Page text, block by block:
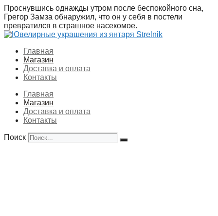
Перейти
к
содержимому
Проснувшись однажды утром после беспокойного сна,
Грегор Замза обнаружил, что он у себя в постели
превратился в страшное насекомое.
Главная
Магазин
Доставка и оплата
Контакты
Главная
Магазин
Доставка и оплата
Контакты
Поиск